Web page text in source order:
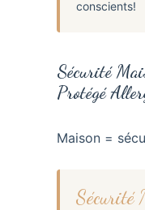
conscients!
Sécurité
Protégé
Maison =
Sécurité